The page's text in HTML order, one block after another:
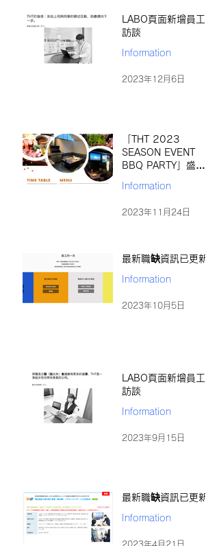
LABO頁面新增員工
訪談
Information
2023年12月6日
「THT 2023
SEASON EVENT
BBQ PARTY」盛大
Information
2023年11月24日
最新職缺資訊已更新
Information
2023年10月5日
LABO頁面新增員工
訪談
Information
2023年9月15日
最新職缺資訊已更新
Information
2023年4月21日